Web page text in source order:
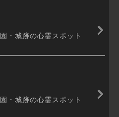
・城跡の心霊スポット
・城跡の心霊スポット